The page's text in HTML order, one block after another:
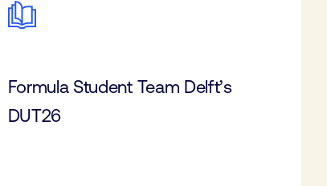
Formula Student Team Delft’s
DUT26